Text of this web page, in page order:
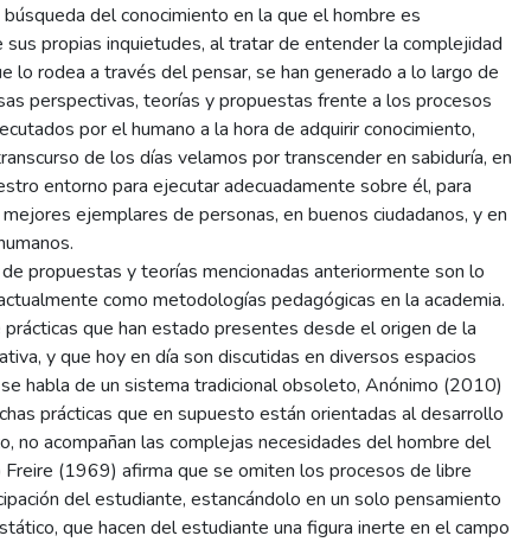
del conocimiento en la que el hombre es
propias inquietudes, al tratar de entender la complejidad
lo rodea a través del pensar, se han generado a lo largo de
perspectivas, teorías y propuestas frente a los procesos
por el humano a la hora de adquirir conocimiento,
de los días velamos por transcender en sabiduría, en
entorno para ejecutar adecuadamente sobre él, para
ejemplares de personas, en buenos ciudadanos, y en
propuestas y teorías mencionadas anteriormente son lo
como metodologías pedagógicas en la academia.
que han estado presentes desde el origen de la
y que hoy en día son discutidas en diversos espacios
habla de un sistema tradicional obsoleto, Anónimo (2010)
prácticas que en supuesto están orientadas al desarrollo
no acompañan las complejas necesidades del hombre del
Freire (1969) afirma que se omiten los procesos de libre
del estudiante, estancándolo en un solo pensamiento
que hacen del estudiante una figura inerte en el campo